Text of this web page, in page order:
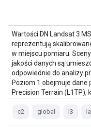
Wartości DN Landsat 3
reprezentują
w miejscu pomiaru.
jakości danych są
odpowiednie do analizy
Poziom 1 obejmuje
Precision Terrain (L1TP),
c2 global l3